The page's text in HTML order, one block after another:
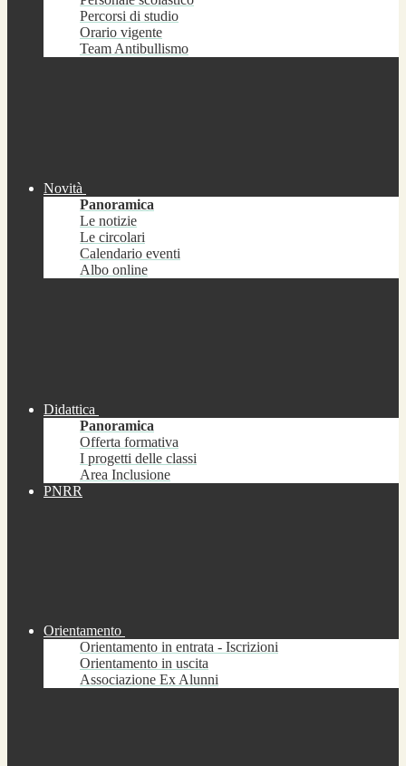
Percorsi di studio
Orario vigente
Team Antibullismo
Novità
Panoramica
Le notizie
Le circolari
Calendario eventi
Albo online
Didattica
Panoramica
Offerta formativa
I progetti delle classi
Area Inclusione
PNRR
Orientamento
Orientamento in entrata - Iscrizioni
Orientamento in uscita
Associazione Ex Alunni